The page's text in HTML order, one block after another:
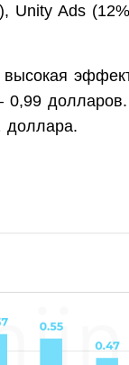
Unity Ads
доллара.